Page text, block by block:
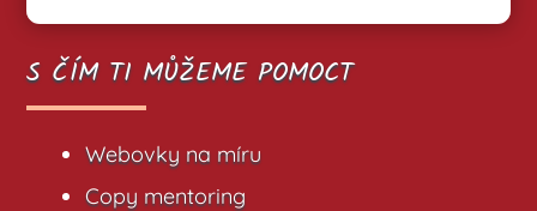
S ČÍM TI MŮŽEME POMOCT
Webovky na míru
Copy mentoring